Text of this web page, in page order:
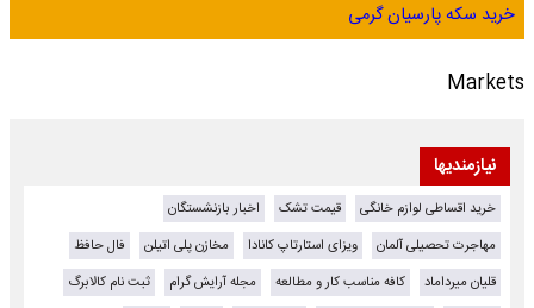
خرید سکه پارسیان گرمی
Markets
نیازمندیها
خرید اقساطی لوازم خانگی قیمت تشک
اخبار بازنشستگان
مهاجرت تحصیلی آلمان
ویزای استارتاپ کانادا مخازن پلی اتیلن
فال حافظ
قلیان میرداماد
کافه مناسب کار و مطالعه مجله آرایش گرام
ثبت نام کالابرگ